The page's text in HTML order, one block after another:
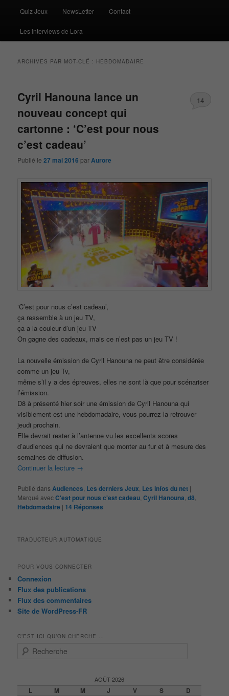
Quiz Jeux NewsLetter Contact
Les interviews de Lora
ARCHIVES PAR MOT-CLÉ : HEBDOMADAIRE
Cyril Hanouna lance un
nouveau concept qui
cartonne : ‘C’est pour nous
c’est cadeau’
Publié le27 mai 2016 parAurore
14
‘C’est pour nous c’est cadeau’,
ça ressemble à un jeu TV,
ça a la couleur d’un jeu TV
On gagne des cadeaux, mais ce n’est pas un jeu TV !
La nouvelle émission de Cyril Hanouna ne peut être considérée
comme un jeu Tv,
même s’il y a des épreuves, elles ne sont là que pour scénariser
l’émission.
D8 à présenté hier soir une émission de Cyril Hanouna qui
visiblement est une hebdomadaire, vous pourrez la retrouver
jeudi prochain.
Elle devrait rester à l’antenne vu les excellents scores
d’audiences qui ne devraient que monter au fur et à mesure des
semaines de diffusion.
Continuer la lecture →
Publié dansAudiences Les derniers Jeux Les infos du net |
Marqué avecC'est pour nous c'est cadeau ,Cyril Hanouna ,d8
Hebdomadaire | 14 Réponses
TRADUCTEUR AUTOMATIQUE
POUR VOUS CONNECTER
Connexion
Flux des publications
Flux des commentaires
Site de WordPress-FR
C’EST ICI QU’ON CHERCHE …
AOÛT 2026
L M M J V S D